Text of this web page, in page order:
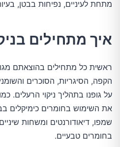
מתחת לעיניים, נפיחות בבטן,
איך מתחילים
ראשית כל מתחילים בהוצאתם
הקפה, הסיגריות, הסוכרים
על גופנו בתהליך ניקוי הרעלים.
את השימוש בחומרים כימיקלים
שמפו, דיאודורנטים ומשחות
בחומרים טבעיים.